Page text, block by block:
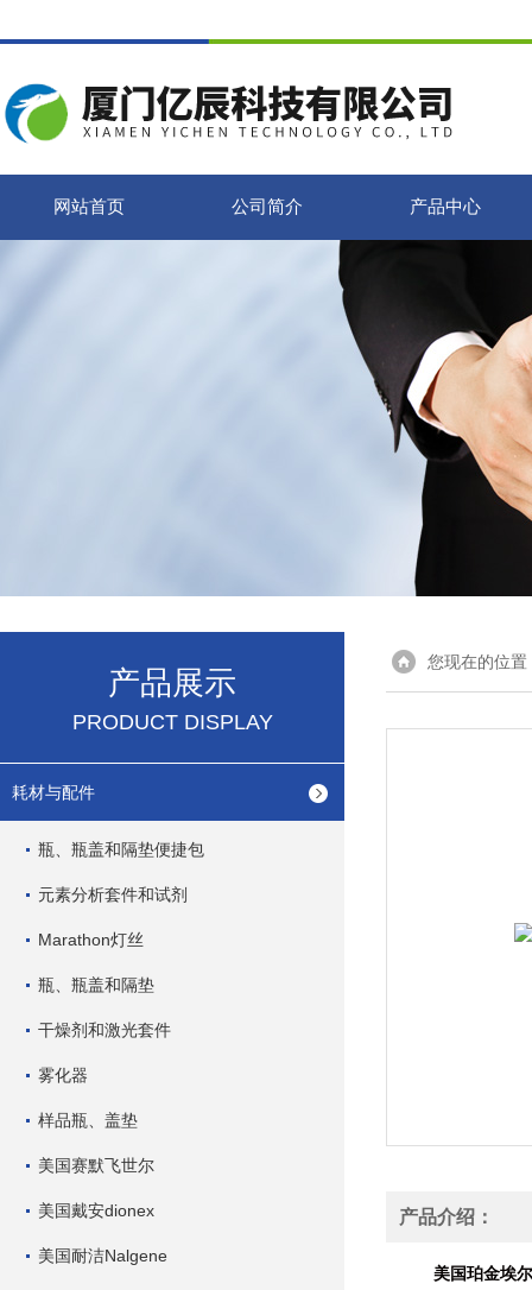
网站首页 公司简介 产品中心
产品展示
PRODUCT DISPLAY
耗材与配件
瓶、瓶盖和隔垫便捷包
元素分析套件和试剂
Marathon灯丝
瓶、瓶盖和隔垫
干燥剂和激光套件
雾化器
样品瓶、盖垫
美国赛默飞世尔
美国戴安dionex
美国耐洁Nalgene
您现在的位置
产品介绍：
美国珀金埃